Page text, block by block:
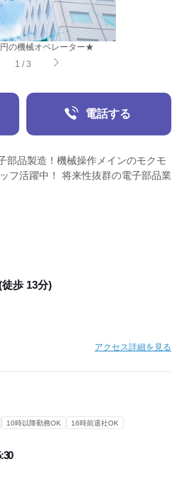
の機械オペレーター★
1 /3
電話する
部品製造！機械操作メインのモクモ
フ活躍中！ 将来性抜群の電子部品業
歩 13分)
アクセス詳細を見る
10時以降勤務OK
16時前退社OK